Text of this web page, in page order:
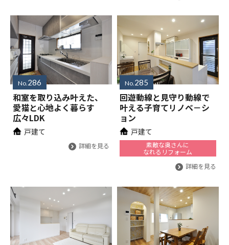
No. 286
和室を取り込み叶えた、
愛猫と心地よく暮らす
広々LDK
戸建て
詳細を見る
No. 285
回遊動線と見守り動線で
叶える子育てリノベ－シ
ョン
戸建て
素敵な奥さんに
なれるリフォーム
詳細を見る